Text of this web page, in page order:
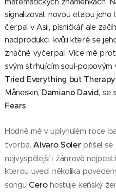
signalizovat novou etapu jeho
čerpal v Asii, písničkář ale
nadprodukci, kvůli které se
značně vyčerpal. Více mě
svým strhujícím soul-popovým
Tried Everything but Therapy
Måneskin, Damiano David, se
Fears.
Hodně mě v uplynulém roce
tvorba. Alvaro Solerpřišel se
nejvyspělejší i žánrově
kterou uvedl několika
songu Cerohostuje keňský